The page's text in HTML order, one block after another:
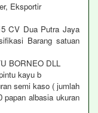
Eksportir
CV Dua Putra Jaya
Barang satuan
BORNEO DLL
kayu b
semi kaso ( jumlah
albasia ukuran